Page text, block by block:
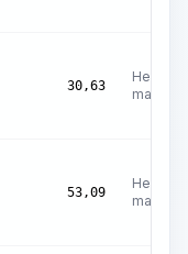
30,63
Heures
machine
53,09
Heures
machine